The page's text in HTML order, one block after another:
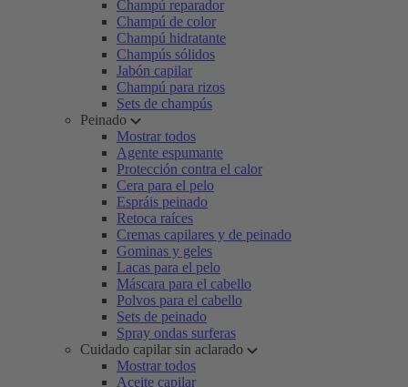
Champú reparador
Champú de color
Champú hidratante
Champús sólidos
Jabón capilar
Champú para rizos
Sets de champús
Peinado
Mostrar todos
Agente espumante
Protección contra el calor
Cera para el pelo
Espráis peinado
Retoca raíces
Cremas capilares y de peinado
Gominas y geles
Lacas para el pelo
Máscara para el cabello
Polvos para el cabello
Sets de peinado
Spray ondas surferas
Cuidado capilar sin aclarado
Mostrar todos
Aceite capilar